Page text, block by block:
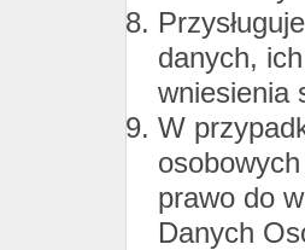
danych,
wniesienia
W
prawo do
Danych